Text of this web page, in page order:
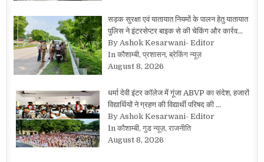
सड़क सुरक्षा एवं यातायात नियमों के पालन हेतु यातायात
पुलिस ने इंटरसेप्टर बाइक से की चेकिंग और कार्रव…
By Ashok Kesarwani- Editor
In कौशाम्बी, प्रशासन, ब्रेकिंग न्यूज़
August 8, 2026
धर्मा देवी इंटर कॉलेज में गूंजा ABVP का संदेश, हजारों
विद्यार्थियों ने ग्रहण की विद्यार्थी परिषद की …
By Ashok Kesarwani- Editor
In कौशाम्बी, गुड न्यूज़, राजनीति
August 8, 2026